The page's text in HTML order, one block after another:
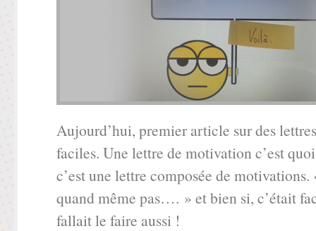
Aujourd’hui, premier article sur des
faciles. Une lettre de motivation c’est
c’est une lettre composée de
quand même pas…. » et bien si, c’était
fallait le faire aussi !